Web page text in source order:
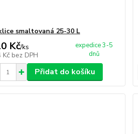
smaltovaná 25-30 L
Kč/ks
Kč bez DPH
expedice 3-5
dnů
Přidat do košíku